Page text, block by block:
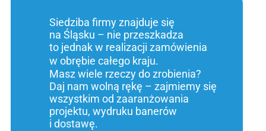
Siedziba firmy znajduje się
na Śląsku – nie przeszkadza
to jednak w realizacji zamówienia
w obrębie całego kraju.
Masz wiele rzeczy do zrobienia?
Daj nam wolną rękę – zajmiemy się
wszystkim od zaaranżowania
projektu, wydruku banerów
i dostawę.